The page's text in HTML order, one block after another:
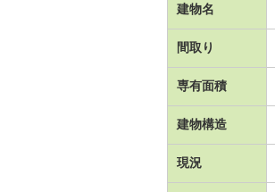
建物名
間取り
専有面積
建物構造
現況